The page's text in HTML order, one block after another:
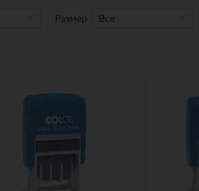
Размер Все